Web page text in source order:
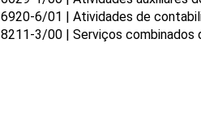
6920-6/01 | Atividades de
8211-3/00 | Serviços combinados